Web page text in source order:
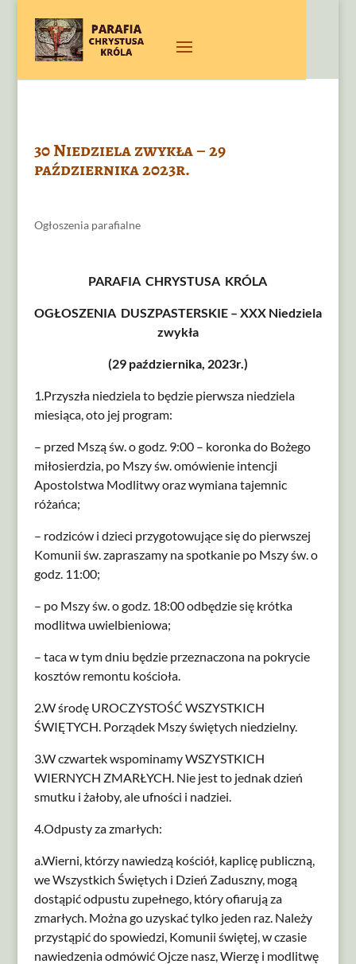
30 Niedziela zwykła – 29
października 2023r.
Ogłoszenia parafialne
PARAFIA CHRYSTUSA KRÓLA
OGŁOSZENIA DUSZPASTERSKIE – XXX Niedziela
zwykła
(29 października, 2023r.)
1.Przyszła niedziela to będzie pierwsza niedziela
miesiąca, oto jej program:
– przed Mszą św. o godz. 9:00 – koronka do Bożego
miłosierdzia, po Mszy św. omówienie intencji
Apostolstwa Modlitwy oraz wymiana tajemnic
różańca;
– rodziców i dzieci przygotowujące się do pierwszej
Komunii św. zapraszamy na spotkanie po Mszy św. o
godz. 11:00;
– po Mszy św. o godz. 18:00 odbędzie się krótka
modlitwa uwielbieniowa;
– taca w tym dniu będzie przeznaczona na pokrycie
kosztów remontu kościoła.
2.W środę UROCZYSTOŚĆ WSZYSTKICH
ŚWIĘTYCH. Porządek Mszy świętych niedzielny.
3.W czwartek wspominamy WSZYSTKICH
WIERNYCH ZMARŁYCH. Nie jest to jednak dzień
smutku i żałoby, ale ufności i nadziei.
4.Odpusty za zmarłych:
a.Wierni, którzy nawiedzą kościół, kaplicę publiczną,
we Wszystkich Świętych i Dzień Zaduszny, mogą
dostąpić odpustu zupełnego, który ofiarują za
zmarłych. Można go uzyskać tylko jeden raz. Należy
przystąpić do spowiedzi, Komunii świętej, w czasie
nawiedzenia odmówić Ojcze nasz, Wierzę i modlitwę